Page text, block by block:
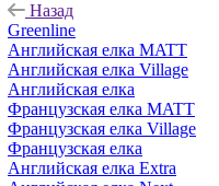
Назад
Greenline
Английская елка MATT
Английская елка Village
Английская елка
Французская елка MATT
Французская елка Village
Французская елка
Английская елка Extra